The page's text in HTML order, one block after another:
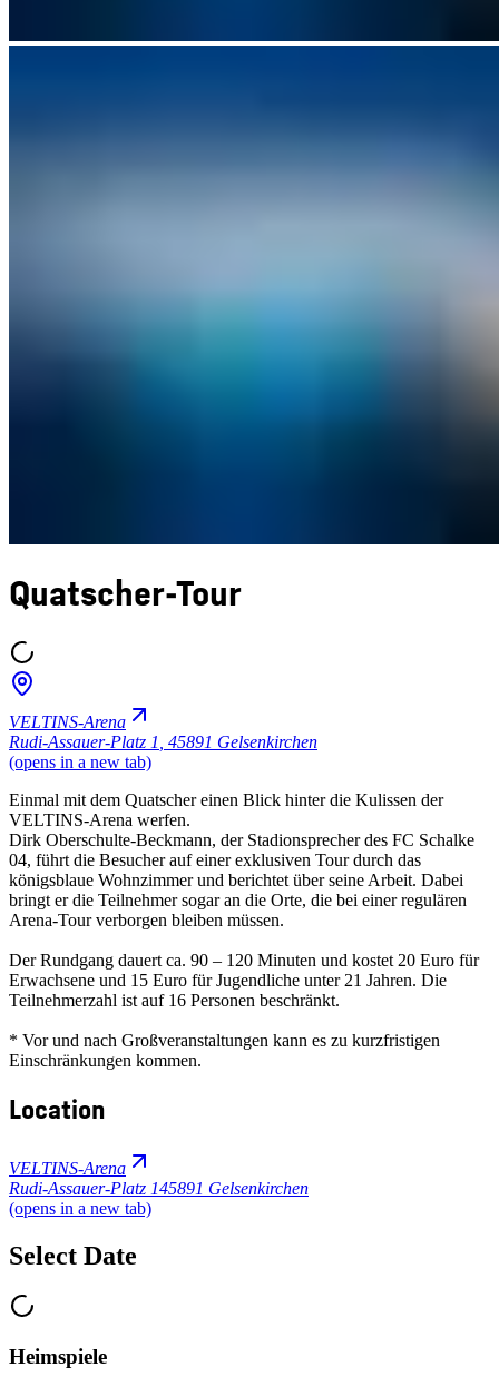
Quatscher-Tour
VELTINS-Arena
Rudi-Assauer-Platz 1 45891 Gelsenkirchen
(opens in a new tab)
Einmal mit dem Quatscher einen Blick hinter die Kulissen der
VELTINS-Arena werfen.
Dirk Oberschulte-Beckmann, der Stadionsprecher des FC Schalke
04, führt die Besucher auf einer exklusiven Tour durch das
königsblaue Wohnzimmer und berichtet über seine Arbeit. Dabei
bringt er die Teilnehmer sogar an die Orte, die bei einer regulären
Arena-Tour verborgen bleiben müssen.
Der Rundgang dauert ca. 90 – 120 Minuten und kostet 20 Euro für
Erwachsene und 15 Euro für Jugendliche unter 21 Jahren. Die
Teilnehmerzahl ist auf 16 Personen beschränkt.
* Vor und nach Großveranstaltungen kann es zu kurzfristigen
Einschränkungen kommen.
Location
VELTINS-Arena
Rudi-Assauer-Platz 145891 Gelsenkirchen
(opens in a new tab)
Select Date
Heimspiele